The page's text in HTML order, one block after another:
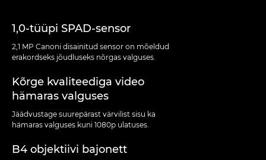
1,0-tüüpi SPAD-sensor
2,1 MP Canoni disainitud sensor on mõeldud
erakordseks jõudluseks nõrgas valguses.
Kõrge kvaliteediga video
hämaras valguses
Jäädvustage suurepärast värvilist sisu ka
hämaras valguses kuni 1080p ulatuses.
B4 objektiivi bajonett